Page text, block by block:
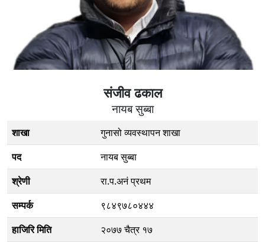
संजीव ढकाल
नायब सुब्बा
शाखा
गुनासो व्यवस्थापन शाखा
पद
नायब सुब्बा
श्रेणी
रा.प.अनं प्रथम
सम्पर्क
९८४९७८०४४४
हाजिरि मिति
२०७७ चैत्र १७